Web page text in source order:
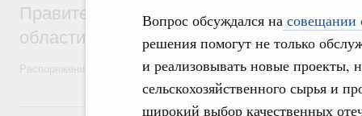
Вопрос обсуждался на совещании
решения помогут не только
и реализовывать новые проекты,
сельскохозяйственного сырья и
широкий выбор качественных
Правительство увеличило объём
области в рамках федерального
Распоряжение от 3 августа 2026 года №2067-р
3 августа, понедельник